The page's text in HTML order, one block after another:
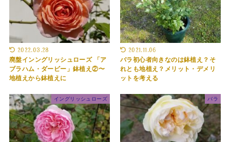
2022.03.28
廃盤インングリッシュローズ 「ア
ブラハム・ダービー」鉢植え②〜
地植えから鉢植えに
2021.11.06
バラ初心者向きなのは鉢植え？そ
れとも地植え？メリット・デメリ
ットを考える
イングリッシュローズ バラ